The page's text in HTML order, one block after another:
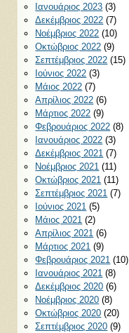
Ιανουάριος 2023 (3)
Δεκέμβριος 2022 (7)
Νοέμβριος 2022 (10)
Οκτώβριος 2022 (9)
Σεπτέμβριος 2022 (15)
Ιούνιος 2022 (3)
Μάιος 2022 (7)
Απρίλιος 2022 (6)
Μάρτιος 2022 (9)
Φεβρουάριος 2022 (8)
Ιανουάριος 2022 (3)
Δεκέμβριος 2021 (7)
Νοέμβριος 2021 (11)
Οκτώβριος 2021 (11)
Σεπτέμβριος 2021 (7)
Ιούνιος 2021 (5)
Μάιος 2021 (2)
Απρίλιος 2021 (6)
Μάρτιος 2021 (9)
Φεβρουάριος 2021 (10)
Ιανουάριος 2021 (8)
Δεκέμβριος 2020 (6)
Νοέμβριος 2020 (8)
Οκτώβριος 2020 (20)
Σεπτέμβριος 2020 (9)